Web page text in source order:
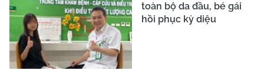
toàn bộ da đầu, bé gái
hồi phục kỳ diệu